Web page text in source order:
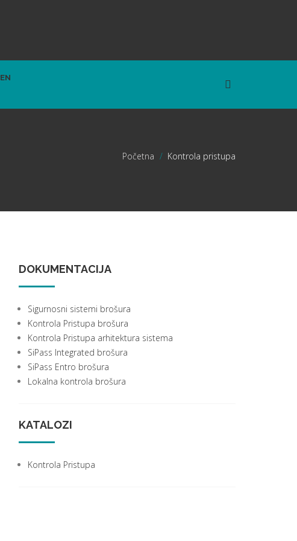
Početna Kontrola pristupa
DOKUMENTACIJA
Sigurnosni sistemi brošura
Kontrola Pristupa brošura
Kontrola Pristupa arhitektura sistema
SiPass Integrated brošura
SiPass Entro brošura
Lokalna kontrola brošura
KATALOZI
Kontrola Pristupa